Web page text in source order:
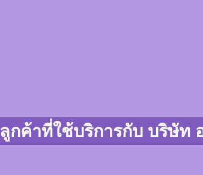
ลูกค้าที่ใช้บริการกับ บริษัท